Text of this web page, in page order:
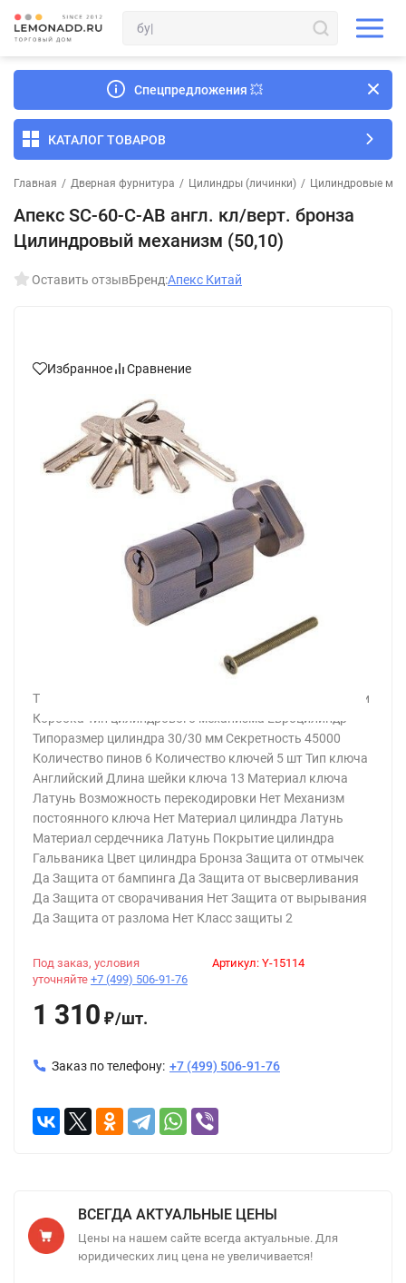
Спецпредложения 💥
КАТАЛОГ ТОВАРОВ
Главная / Дверная фурнитура / Цилиндры (личинки) / Цилиндровые
Апекс SC-60-С-AB англ. кл/верт. бронза
Цилиндровый механизм (50,10)
Оставить отзывБренд:Апекс Китай
Избранное Сравнение
Тип механизма секретности Цилиндровый Тип упаковки
Коробка Тип цилиндрового механизма Евроцилиндр
Типоразмер цилиндра 30/30 мм Секретность 45000
Количество пинов 6 Количество ключей 5 шт Тип ключа
Английский Длина шейки ключа 13 Материал ключа
Латунь Возможность перекодировки Нет Механизм
постоянного ключа Нет Материал цилиндра Латунь
Материал сердечника Латунь Покрытие цилиндра
Гальваника Цвет цилиндра Бронза Защита от отмычек
Да Защита от бампинга Да Защита от высверливания
Да Защита от сворачивания Нет Защита от вырывания
Да Защита от разлома Нет Класс защиты 2
Артикул: Y-15114
Под заказ, условия
уточняйте +7 (499) 506-91-76
1 310 ₽/шт.
Заказ по телефону: +7 (499) 506-91-76
ВСЕГДА АКТУАЛЬНЫЕ ЦЕНЫ
Цены на нашем сайте всегда актуальные. Для
юридических лиц цена не увеличивается!